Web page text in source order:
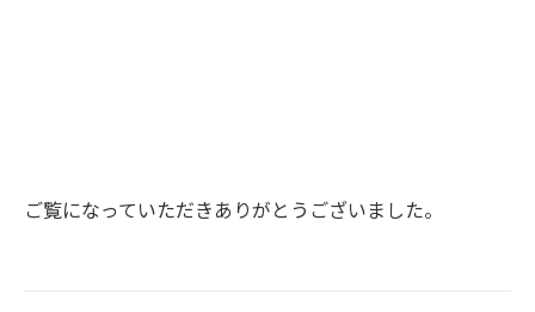
ご覧になっていただきありがとうございました。